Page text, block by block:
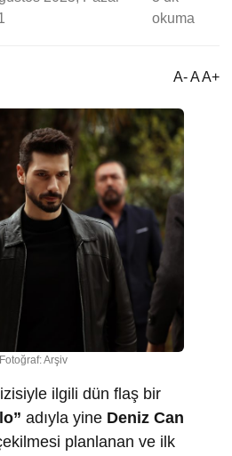
okuma
A- A A+
Fotoğraf: Arşiv
ilgili dün flaş bir
adıyla yine Deniz Can
planlanan ve ilk